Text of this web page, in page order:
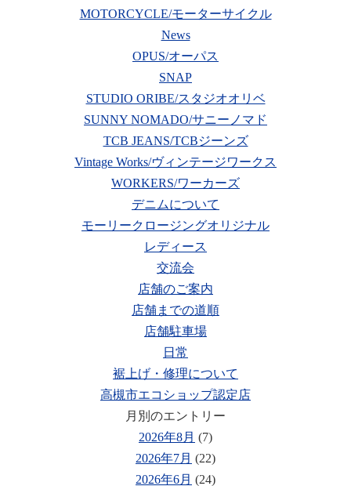
MOTORCYCLE/モーターサイクル
News
OPUS/オーパス
SNAP
STUDIO ORIBE/スタジオオリベ
SUNNY NOMADO/サニーノマド
TCB JEANS/TCBジーンズ
Vintage Works/ヴィンテージワークス
WORKERS/ワーカーズ
デニムについて
モーリークロージングオリジナル
レディース
交流会
店舗のご案内
店舗までの道順
店舗駐車場
日常
裾上げ・修理について
高槻市エコショップ認定店
月別のエントリー
2026年8月 (7)
2026年7月 (22)
2026年6月 (24)